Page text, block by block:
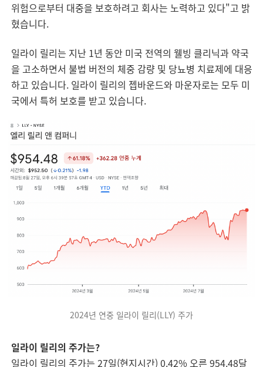
위험으로부터 대중을 보호하려고 회사는 노력하고 있다"고 밝
혔습니다.
일라이 릴리는 지난 1년 동안 미국 전역의 웰빙 클리닉과 약국
을 고소하면서 불법 버전의 체중 감량 및 당뇨병 치료제에 대응
하고 있습니다. 일라이 릴리의 젭바운드와 마운자로는 모두 미
국에서 특허 보호를 받고 있습니다.
2024년 연중 일라이 릴리(LLY) 주가
일라이 릴리의 주가는?
일라이 릴리의 주가는 27일(현지시간) 0.42% 오른 954.48달